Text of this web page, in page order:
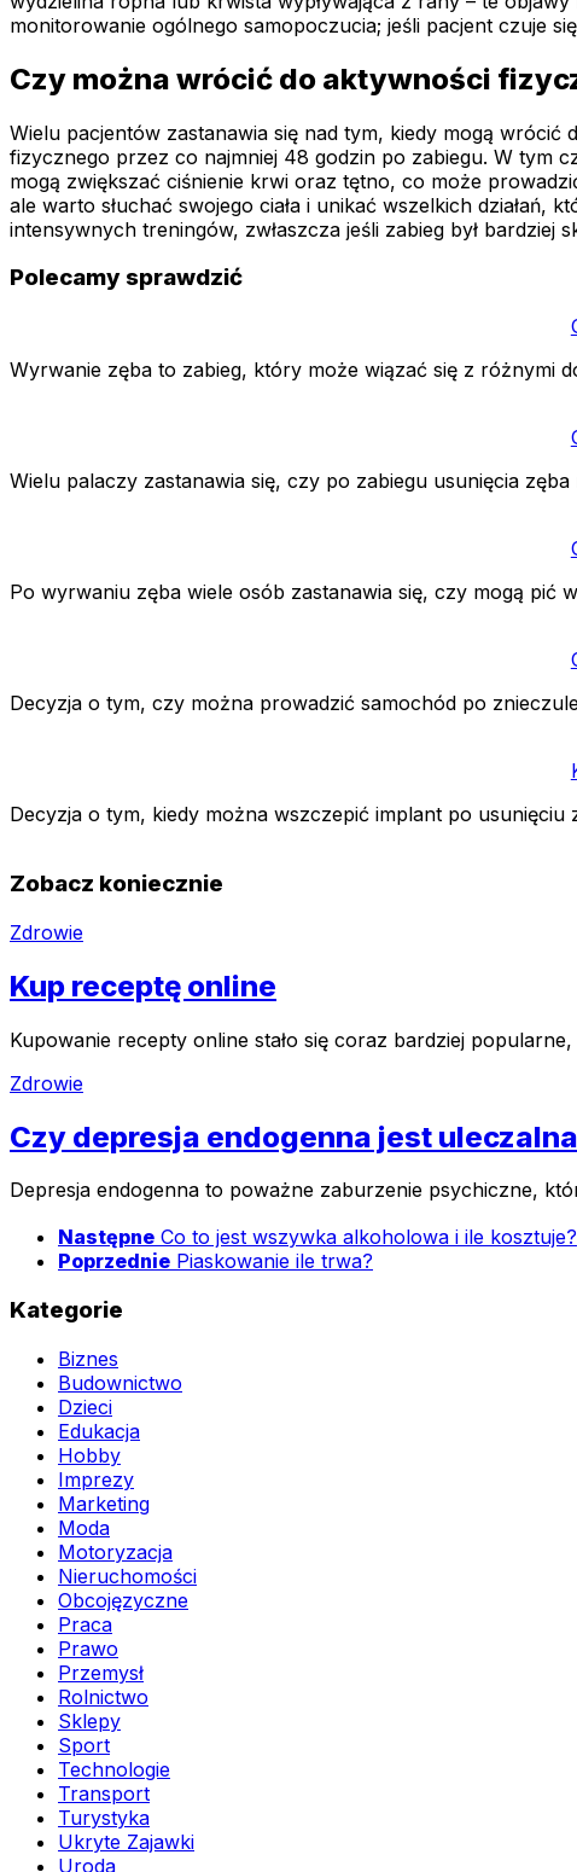
monitorowanie ogólnego samopoczucia; jeśli pacjent czuje
Czy można wrócić do aktywności
Wielu pacjentów zastanawia się nad tym, kiedy mogą
fizycznego przez co najmniej 48 godzin po zabiegu. W tym
mogą zwiększać ciśnienie krwi oraz tętno, co może
ale warto słuchać swojego ciała i unikać wszelkich
intensywnych treningów, zwłaszcza jeśli zabieg był bardziej
Polecamy sprawdzić
Wyrwanie zęba to zabieg, który może wiązać się z różnymi
Wielu palaczy zastanawia się, czy po zabiegu usunięcia
Po wyrwaniu zęba wiele osób zastanawia się, czy mogą pić
Decyzja o tym, czy można prowadzić samochód po
Decyzja o tym, kiedy można wszczepić implant po usunięciu
Zobacz koniecznie
Zdrowie
Kup receptę online
Kupowanie recepty online stało się coraz bardziej
Zdrowie
Czy depresja endogenna jest
Depresja endogenna to poważne zaburzenie psychiczne,
Następne Co to jest wszywka alkoholowa i ile kosztuje?
Poprzednie Piaskowanie ile trwa?
Kategorie
Biznes
Budownictwo
Dzieci
Edukacja
Hobby
Imprezy
Marketing
Moda
Motoryzacja
Nieruchomości
Obcojęzyczne
Praca
Prawo
Przemysł
Rolnictwo
Sklepy
Sport
Technologie
Transport
Turystyka
Ukryte Zajawki
Uroda